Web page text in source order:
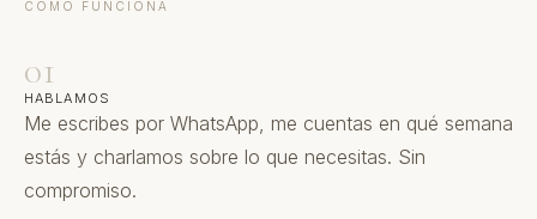
CÓMO FUNCIONA
01
HABLAMOS
Me escribes por WhatsApp, me cuentas en qué semana
estás y charlamos sobre lo que necesitas. Sin
compromiso.